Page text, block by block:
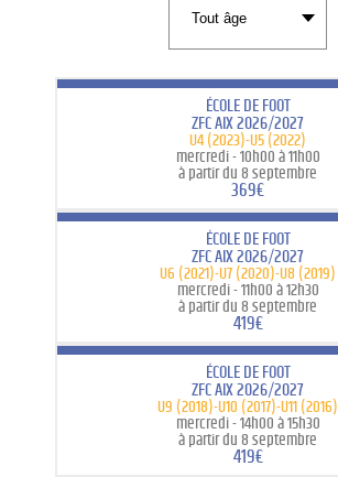
ÉCOLE DE FOOT
ZFC AIX 2026/2027
U4 (2023)-U5 (2022)
mercredi - 10h00 à 11h00
à partir du 8 septembre
369€
ÉCOLE DE FOOT
ZFC AIX 2026/2027
U6 (2021)-U7 (2020)-U8 (2019)
mercredi - 11h00 à 12h30
à partir du 8 septembre
419€
ÉCOLE DE FOOT
ZFC AIX 2026/2027
U9 (2018)-U10 (2017)-U11 (2016)
mercredi - 14h00 à 15h30
à partir du 8 septembre
419€